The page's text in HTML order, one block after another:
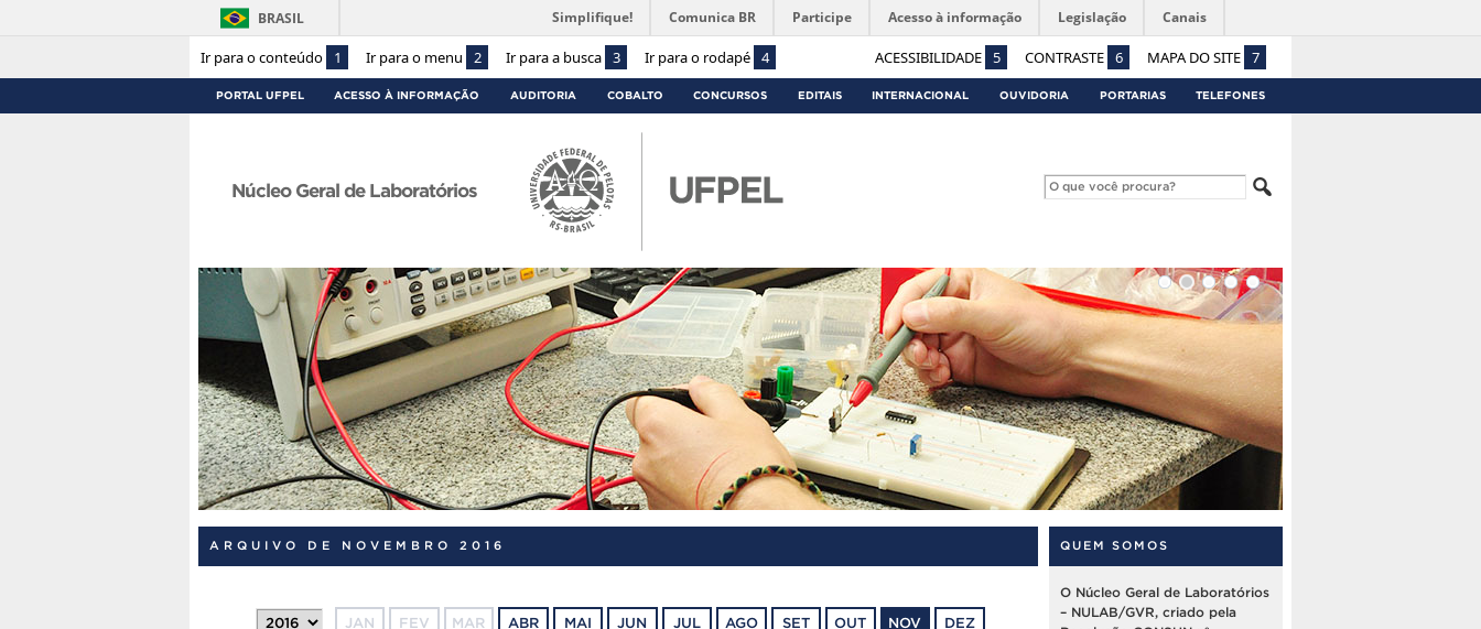
Ir para o conteúdo 1 Ir para o menu 2 Ir para a busca 3 Ir para o rodapé 4 ACESSIBILIDADE 5 CONTRASTE 6 MAPA DO SITE 7
BRASIL Simplifique! Comunica BR Participe Acesso à informação Legislação Canais
PORTAL UFPEL ACESSO À INFORMAÇÃO AUDITORIA COBALTO CONCURSOS EDITAIS INTERNACIONAL OUVIDORIA PORTARIAS TELEFONES
Núcleo Geral de Laboratórios
ARQUIVO DE NOVEMBRO 2016
JAN FEV MAR ABR MAI JUN JUL AGO SET OUT NOV DEZ
QUEM SOMOS
O Núcleo Geral de Laboratórios
– NULAB/GVR, criado pela